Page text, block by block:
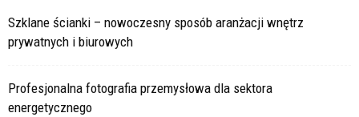
Szklane ścianki – nowoczesny sposób aranżacji wnętrz
prywatnych i biurowych
Profesjonalna fotografia przemysłowa dla sektora
energetycznego